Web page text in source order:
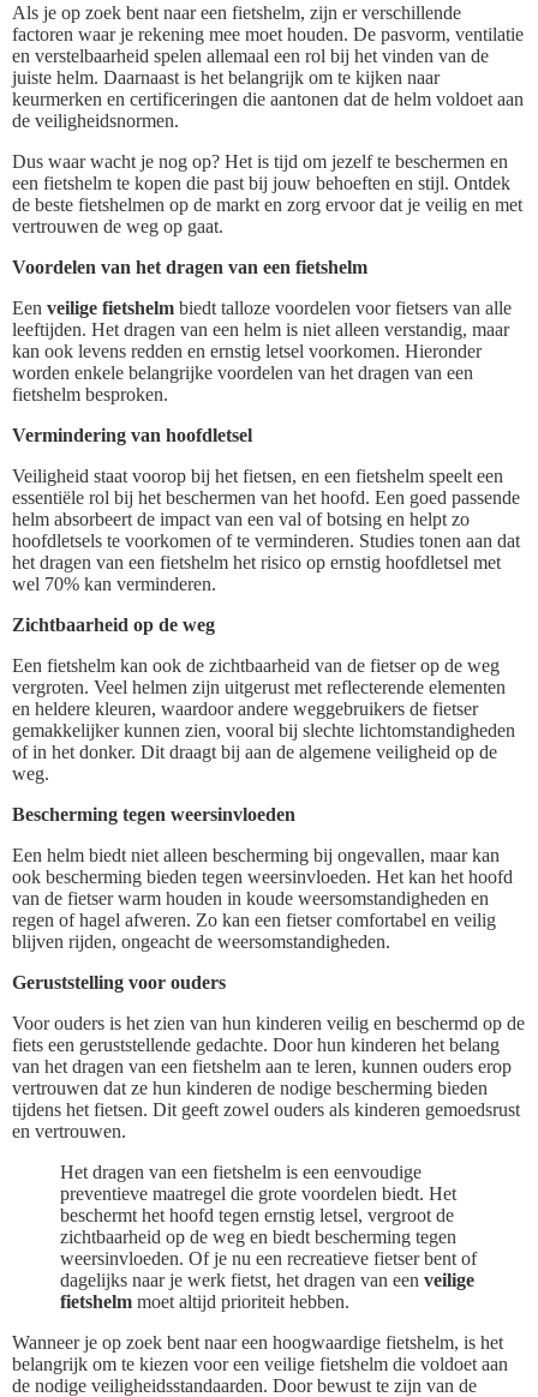
Als je op zoek bent naar een fietshelm, zijn er verschillende
factoren waar je rekening mee moet houden. De pasvorm, ventilatie
en verstelbaarheid spelen allemaal een rol bij het vinden van de
juiste helm. Daarnaast is het belangrijk om te kijken naar
keurmerken en certificeringen die aantonen dat de helm voldoet aan
de veiligheidsnormen.
Dus waar wacht je nog op? Het is tijd om jezelf te beschermen en
een fietshelm te kopen die past bij jouw behoeften en stijl. Ontdek
de beste fietshelmen op de markt en zorg ervoor dat je veilig en met
vertrouwen de weg op gaat.
Voordelen van het dragen van een fietshelm
Een veilige fietshelm biedt talloze voordelen voor fietsers van alle
leeftijden. Het dragen van een helm is niet alleen verstandig, maar
kan ook levens redden en ernstig letsel voorkomen. Hieronder
worden enkele belangrijke voordelen van het dragen van een
fietshelm besproken.
Vermindering van hoofdletsel
Veiligheid staat voorop bij het fietsen, en een fietshelm speelt een
essentiële rol bij het beschermen van het hoofd. Een goed passende
helm absorbeert de impact van een val of botsing en helpt zo
hoofdletsels te voorkomen of te verminderen. Studies tonen aan dat
het dragen van een fietshelm het risico op ernstig hoofdletsel met
wel 70% kan verminderen.
Zichtbaarheid op de weg
Een fietshelm kan ook de zichtbaarheid van de fietser op de weg
vergroten. Veel helmen zijn uitgerust met reflecterende elementen
en heldere kleuren, waardoor andere weggebruikers de fietser
gemakkelijker kunnen zien, vooral bij slechte lichtomstandigheden
of in het donker. Dit draagt bij aan de algemene veiligheid op de
weg.
Bescherming tegen weersinvloeden
Een helm biedt niet alleen bescherming bij ongevallen, maar kan
ook bescherming bieden tegen weersinvloeden. Het kan het hoofd
van de fietser warm houden in koude weersomstandigheden en
regen of hagel afweren. Zo kan een fietser comfortabel en veilig
blijven rijden, ongeacht de weersomstandigheden.
Geruststelling voor ouders
Voor ouders is het zien van hun kinderen veilig en beschermd op de
fiets een geruststellende gedachte. Door hun kinderen het belang
van het dragen van een fietshelm aan te leren, kunnen ouders erop
vertrouwen dat ze hun kinderen de nodige bescherming bieden
tijdens het fietsen. Dit geeft zowel ouders als kinderen gemoedsrust
en vertrouwen.
Het dragen van een fietshelm is een eenvoudige
preventieve maatregel die grote voordelen biedt. Het
beschermt het hoofd tegen ernstig letsel, vergroot de
zichtbaarheid op de weg en biedt bescherming tegen
weersinvloeden. Of je nu een recreatieve fietser bent of
dagelijks naar je werk fietst, het dragen van een veilige
fietshelm moet altijd prioriteit hebben.
Wanneer je op zoek bent naar een hoogwaardige fietshelm, is het
belangrijk om te kiezen voor een veilige fietshelm die voldoet aan
de nodige veiligheidsstandaarden. Door bewust te zijn van de